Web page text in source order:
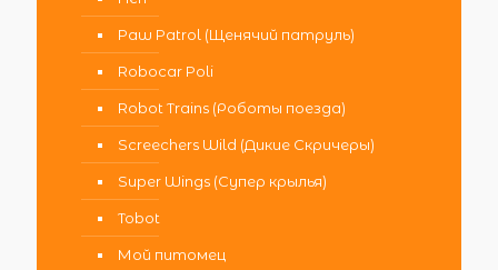
Paw Patrol (Щенячий патруль)
Robocar Poli
Robot Trains (Роботы поезда)
Screechers Wild (Дикие Скричеры)
Super Wings (Супер крылья)
Tobot
Мой питомец